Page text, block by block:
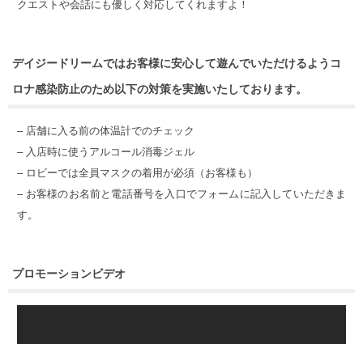
クエストや会話にも優しく対応してくれますよ！
デイジードリームではお客様に安心して遊んでいただけるようコ
ロナ感染防止のため以下の対策を実施いたしております。
– 店舗に入る前の体温計でのチェック
– 入店時に使うアルコール消毒ジェル
– ロビーでは全員マスクの着用が必須（お客様も）
– お客様のお名前と電話番号を入口でフォームに記入していただきま
す。
プロモーションビデオ